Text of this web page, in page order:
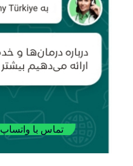
تماس با واتساپ